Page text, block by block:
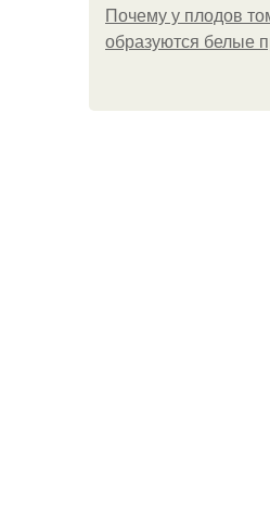
Почему у плодов
образуются белые